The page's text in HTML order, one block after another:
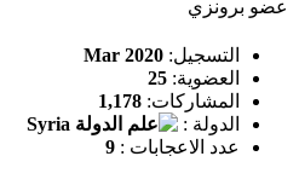
عضو برونزي
التسجيل: Mar 2020
العضوية: 25
المشاركات: 1,178
الدولة :
عدد الاعجابات : 9